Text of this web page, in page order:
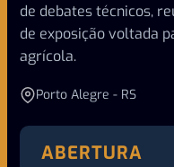
de debates técnicos,
de exposição voltada
agrícola.
Porto Alegre - RS
ABERTURA